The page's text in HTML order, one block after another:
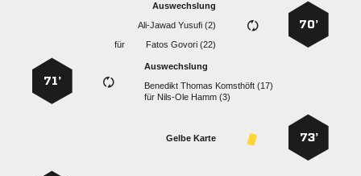
70’
Auswechslung
  
für
  
Auswechslung
   
für   
71’
73’
Gelbe Karte